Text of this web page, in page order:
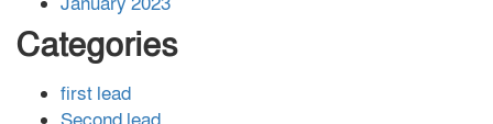
Categories
first lead